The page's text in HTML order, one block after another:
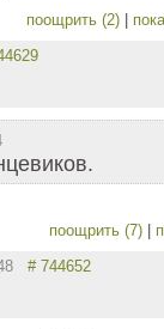
поощрить (2)
поощрить (7)
# 744652